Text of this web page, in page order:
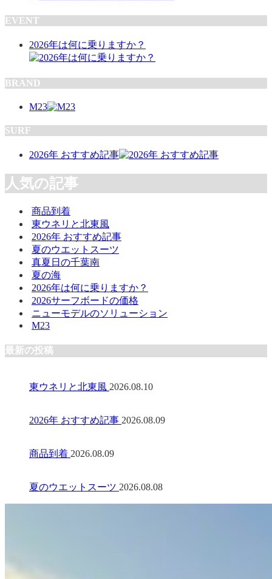
EVENT
2026年は何に乗りますか？
BRAND
M23
SURF
2026年 おすすめ記事
人気の記事
商品到着
東ウネリと北東風
2026年 おすすめ記事
夏のウエットスーツ
真夏日の千葉南
夏の海
2026年は何に乗りますか？
2026サーフボードの価格
ニューモデルのソリューション
M23
最新の投稿
東ウネリと北東風 2026.08.10
2026年 おすすめ記事 2026.08.09
商品到着 2026.08.09
夏のウエットスーツ 2026.08.08